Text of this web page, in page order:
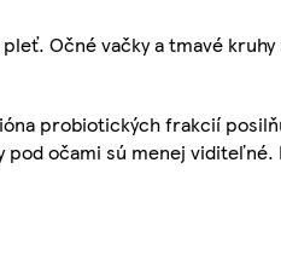
Očné vačky a tmavé
probiotických frakcií
pod očami sú menej